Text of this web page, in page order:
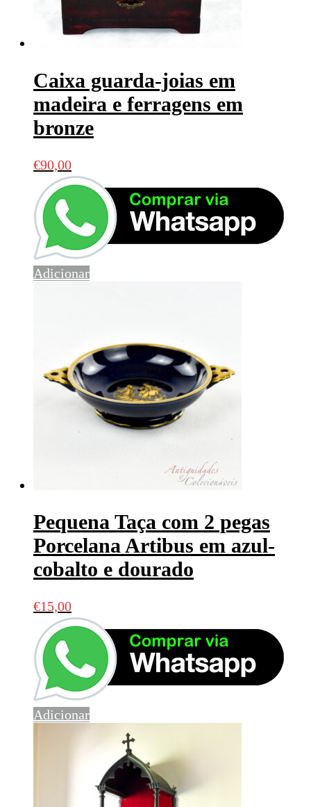
Caixa guarda-joias em
madeira e ferragens em
bronze
€90,00
Adicionar
Pequena Taça com 2 pegas
Porcelana Artibus em azul-
cobalto e dourado
€15,00
Adicionar